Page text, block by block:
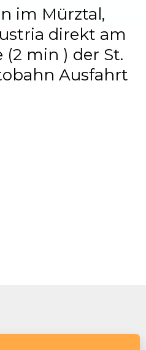
im Mürztal,
direkt am
(2 min ) der St.
Ausfahrt